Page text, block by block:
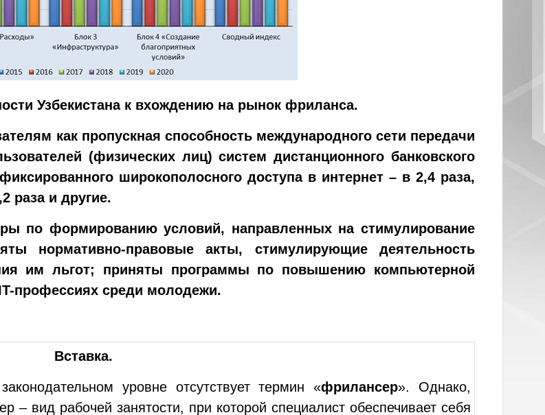
Узбекистана к вхождению на рынок фриланса.
как пропускная способность международного сети передачи
(физических лиц) систем дистанционного банковского
широкополосного доступа в интернет – в 2,4 раза,
раза и другие.
по формированию условий, направленных на стимулирование
нормативно-правовые акты, стимулирующие деятельность
им льгот; приняты программы по повышению компьютерной
профессиях среди молодежи.
Вставка.
уровне отсутствует термин «фрилансер». Однако,
– вид рабочей занятости, при которой специалист обеспечивает себя